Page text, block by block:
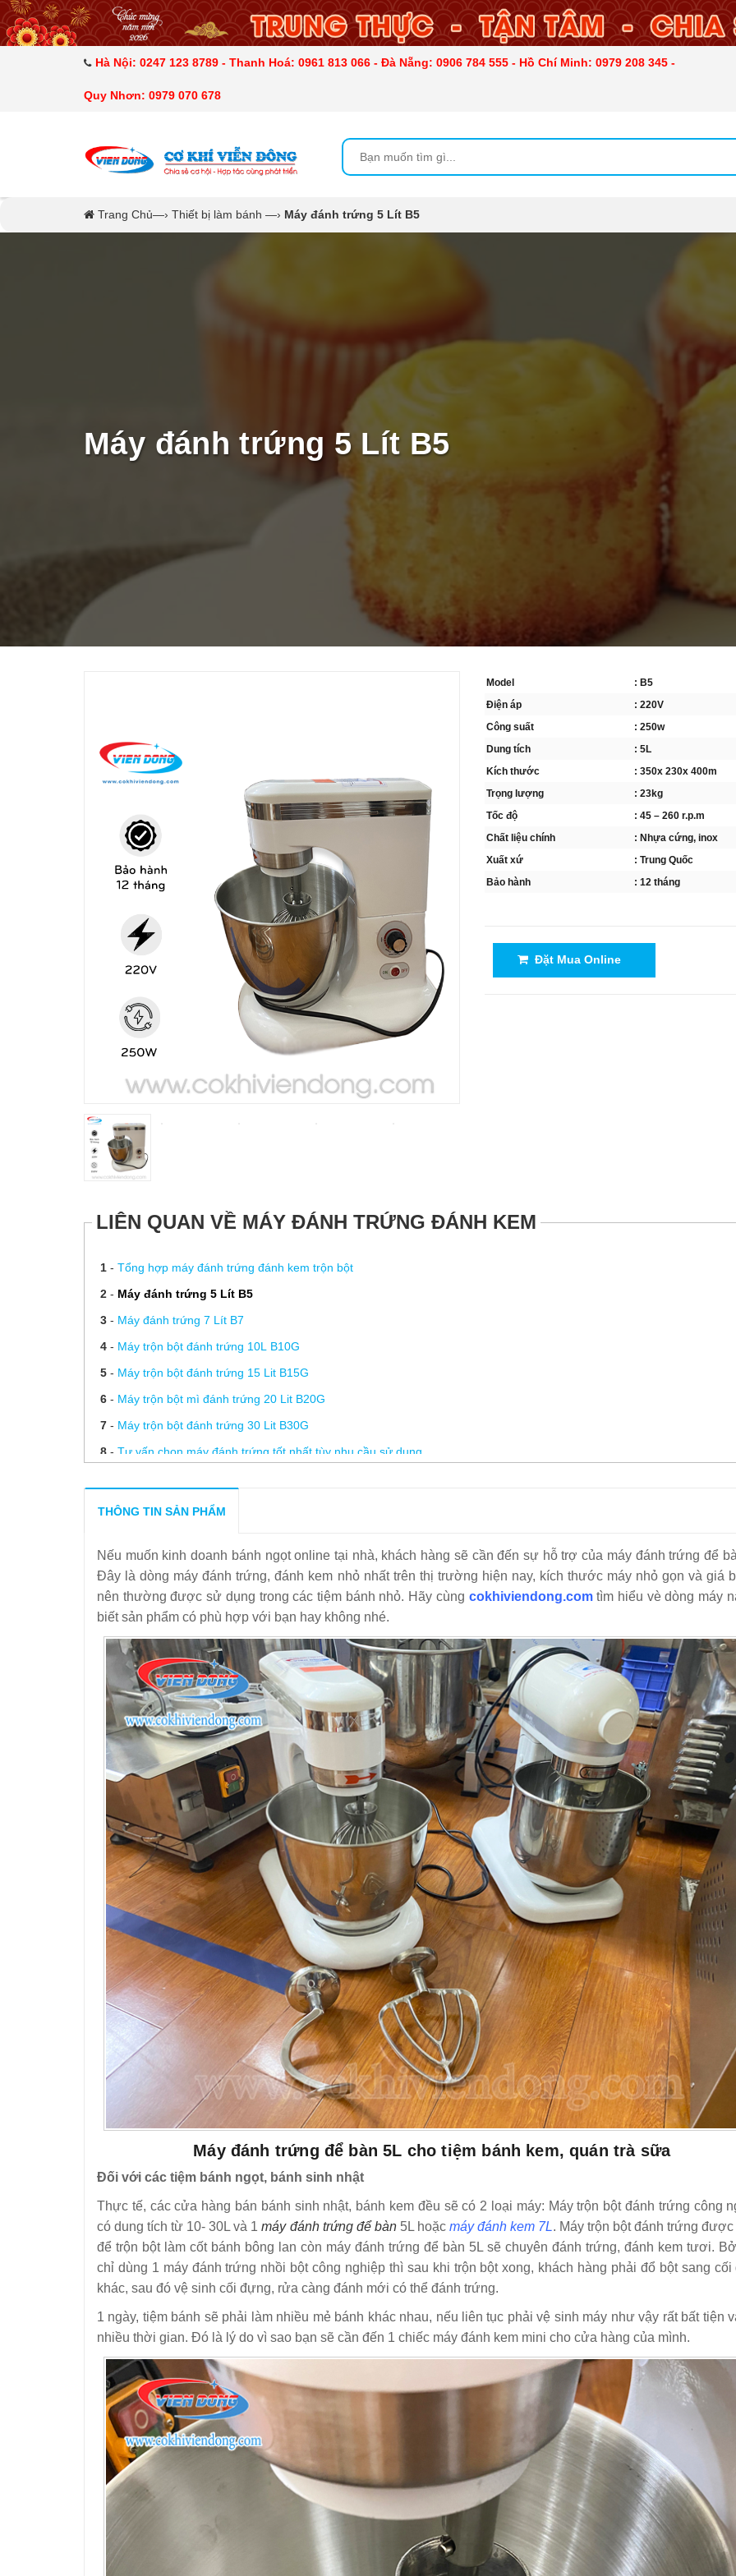
Hà Nội: 0247 123 8789 - Thanh Hoá: 0961 813 066 - Đà Nẵng: 0906 784 555 - Hồ Chí Minh: 0979 208 345 -
Quy Nhơn: 0979 070 678
Trang Chủ—› Thiết bị làm bánh —› Máy đánh trứng 5 Lít B5
Máy đánh trứng 5 Lít B5
Model
: B5
Điện áp
: 220V
Công suất
: 250w
Dung tích
: 5L
Kích thước
: 350x 230x 400m
Trọng lượng
: 23kg
Tốc độ
: 45 – 260 r.p.m
Chất liệu chính
: Nhựa cứng, inox
Xuất xứ
: Trung Quốc
Bảo hành
: 12 tháng
Đặt Mua Online
LIÊN QUAN VỀ MÁY ĐÁNH TRỨNG ĐÁNH KEM
1- Tổng hợp máy đánh trứng đánh kem trộn bột
2- Máy đánh trứng 5 Lít B5
3- Máy đánh trứng 7 Lít B7
4- Máy trộn bột đánh trứng 10L B10G
5- Máy trộn bột đánh trứng 15 Lit B15G
6- Máy trộn bột mì đánh trứng 20 Lit B20G
7- Máy trộn bột đánh trứng 30 Lit B30G
8- Tư vấn chọn máy đánh trứng tốt nhất tùy nhu cầu sử dụng
-
Dịch vụ sửa chữa bảo dưỡng máy trộn bột đánh trứng
12- Máy đánh trứng giá rẻ liệu có phải lựa chọn tốt nhất?
13- Máy trộn bột đánh trứng 5 lít SL 5
14- Máy trộn bột đánh trứng 7 Lit SL 7
THÔNG TIN SẢN PHẨM
Nếu muốn kinh doanh bánh ngọt online tại nhà, khách hàng sẽ cần đến sự hỗ trợ của máy đánh trứng để
Đây là dòng máy đánh trứng, đánh kem nhỏ nhất trên thị trường hiện nay, kích thước máy nhỏ gọn và giá
nên thường được sử dụng trong các tiệm bánh nhỏ. Hãy cùng cokhiviendong.comtìm hiểu vè dòng máy
biết sản phẩm có phù hợp với bạn hay không nhé.
Máy đánh trứng để bàn 5L cho tiệm bánh kem, quán trà sữa
Đối với các tiệm bánh ngọt, bánh sinh nhật
Thực tế, các cửa hàng bán bánh sinh nhật, bánh kem đều sẽ có 2 loại máy: Máy trộn bột đánh trứng công
có dung tích từ 10- 30L và 1máy đánh trứng để bàn5L hoặc máy đánh kem 7L. Máy trộn bột đánh trứng
để trộn bột làm cốt bánh bông lan còn máy đánh trứng để bàn 5L sẽ chuyên đánh trứng, đánh kem tươi.
chỉ dùng 1 máy đánh trứng nhồi bột công nghiệp thì sau khi trộn bột xong, khách hàng phải đổ bột sang cối
khác, sau đó vệ sinh cối đựng, rửa càng đánh mới có thể đánh trứng.
1 ngày, tiệm bánh sẽ phải làm nhiều mẻ bánh khác nhau, nếu liên tục phải vệ sinh máy như vậy rất bất tiện
nhiều thời gian. Đó là lý do vì sao bạn sẽ cần đến 1 chiếc máy đánh kem mini cho cửa hàng của mình.
DANH MỤC SẢN PHẨM
MÁY ÉP MÍA TẠO BỌT
MÁY RỬA BÁT SIÊU ÂM
MÁY SẤY THỰC PHẨM CÔNG NGHIỆP
MÁY CHẾ BIẾN NÔNG SẢN
MÁY ĐÓNG GÓI THỰC PHẨM
THIẾT BỊ LẠNH